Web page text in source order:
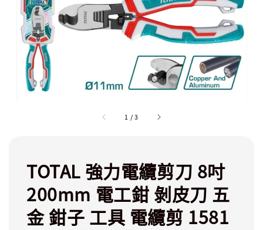
1 /3
TOTAL 強力電纜剪刀 8吋
200mm 電工鉗 剝皮刀 五
金 鉗子 工具 電纜剪 1581